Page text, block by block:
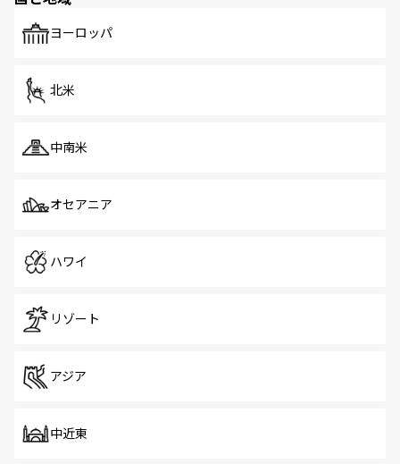
ヨーロッパ
北米
中南米
オセアニア
ハワイ
リゾート
アジア
中近東